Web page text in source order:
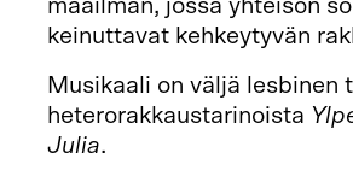
maailman, jossa yhteisön
keinuttavat kehkeytyvän
Musikaali on väljä lesbinen
heterorakkaustarinoista
Julia.